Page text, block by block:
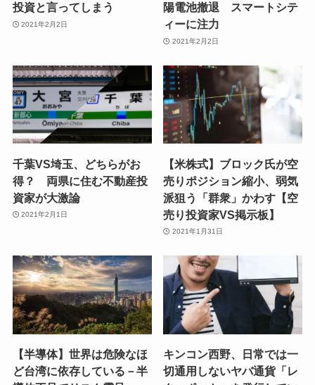
投資と言ってしまう
2021年2月2日
陽電池撤退 スマートシテ
ィーに注力
2021年2月2日
千葉VS埼玉、どちらがお
得？ 両県に住む不動産投
資家が大激論
2021年2月1日
【米株式】ブロック氏が空
売りポジション縮小、弱気
派狙う「群衆」かわす【空
売り投資家VS掲示板】
2021年1月31日
【半導体】世界は危険なほ
ど台湾に依存している－半
キンコン西野、日常では一
切通用しないヤバ通貨「レ